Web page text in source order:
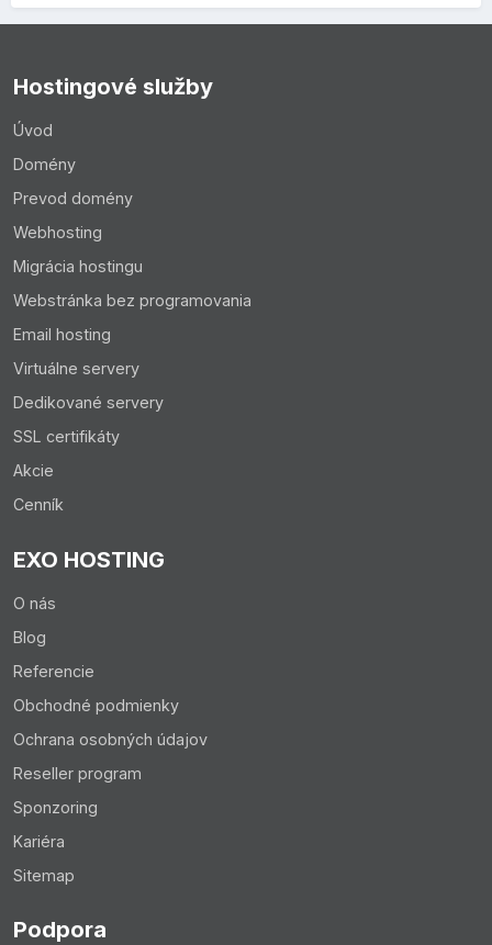
Upozornenie:
Majte na pamäti, že tieto zmeny sa v indexe
môžu prejaviť niekedy aj za 2 týždne.
Hostingové služby
Úvod
Domény
Prevod domény
Webhosting
Migrácia hostingu
Webstránka bez programovania
Email hosting
Virtuálne servery
Dedikované servery
SSL certifikáty
Akcie
Cenník
EXO HOSTING
O nás
Blog
Referencie
Obchodné podmienky
Ochrana osobných údajov
Reseller program
Sponzoring
Kariéra
Sitemap
Podpora